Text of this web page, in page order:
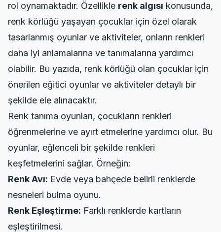
rol oynamaktadır. Özellikle renk algısı konusunda,
renk körlüğü yaşayan çocuklar için özel olarak
tasarlanmış oyunlar ve aktiviteler, onların renkleri
daha iyi anlamalarına ve tanımalarına yardımcı
olabilir. Bu yazıda, renk körlüğü olan çocuklar için
önerilen eğitici oyunlar ve aktiviteler detaylı bir
şekilde ele alınacaktır.
Renk tanıma oyunları, çocukların renkleri
öğrenmelerine ve ayırt etmelerine yardımcı olur. Bu
oyunlar, eğlenceli bir şekilde renkleri
keşfetmelerini sağlar. Örneğin:
Renk Avı: Evde veya bahçede belirli renklerde
nesneleri bulma oyunu.
Renk Eşleştirme: Farklı renklerde kartların
eşleştirilmesi.